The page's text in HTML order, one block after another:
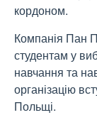
кордоном.
Компанія Пан
студентам у
навчання та
організацію
Польщі.